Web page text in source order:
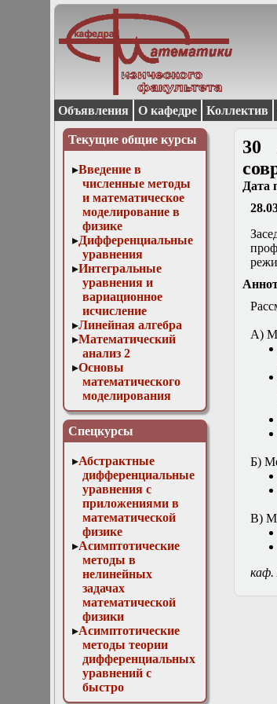
Объявления О кафедре Коллектив
Текущие общие курсы
Введение в
численные методы
и математическое
моделирование в
физике
Дифференциальные
уравнения
Интегральные
уравнения и
вариационное
исчисление
Линейная алгебра
Математический
анализ 2
Основы
математического
моделирования
Численные методы
в физике
Спецкурсы
Абстрактные
дифференциальные
уравнения с
приложениями в
математической
физике
Асимптотические
методы в
нелинейных
задачах
математической
физики
Асимптотические
методы теории
дифференциальных
уравнений с
быстро
осциллирующими
30
Дата
А)
Б)
В)